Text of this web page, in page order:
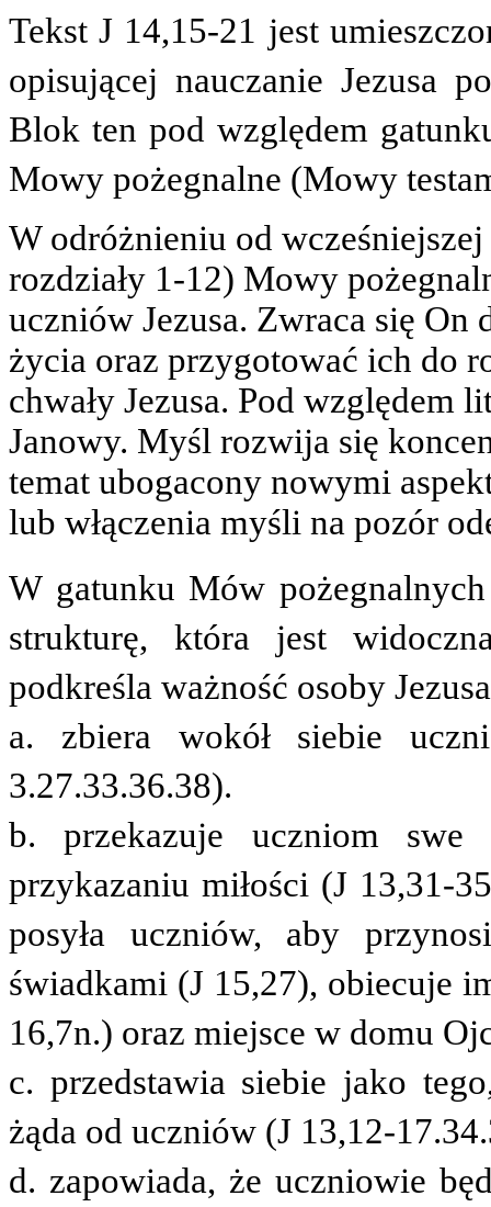
Tekst J 14,15-21 jest
opisującej nauczanie Jezusa
Blok ten pod względem
Mowy pożegnalne (Mowy
W odróżnieniu od
rozdziały 1-12) Mowy
uczniów Jezusa. Zwraca się On
życia oraz przygotować ich do
chwały Jezusa. Pod względem
Janowy. Myśl rozwija się
temat ubogacony nowymi
lub włączenia myśli na pozór
W gatunku Mów pożegnalnych
strukturę, która jest
podkreśla ważność osoby
a. zbiera wokół siebie
3.27.33.36.38).
b. przekazuje uczniom
przykazaniu miłości (J 13,31-
posyła uczniów, aby
świadkami (J 15,27), obiecuje
16,7n.) oraz miejsce w domu
c. przedstawia siebie jako
żąda od uczniów (J 13,12-
d. zapowiada, że uczniowie